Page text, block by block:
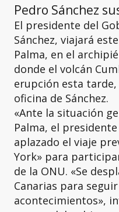
Pedro Sánchez
El presidente del
Sánchez, viajará
Palma, en el
donde el volcán
erupción esta
oficina de Sánchez.
«Ante la situación
Palma, el
aplazado el viaje
York» para
de la ONU. «Se
Canarias para
acontecimientos»,